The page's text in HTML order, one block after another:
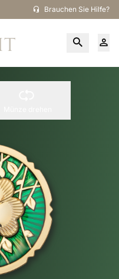
Brauchen Sie Hilfe?